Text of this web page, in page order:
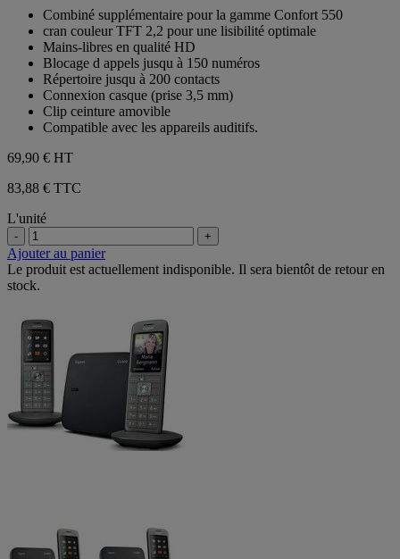
étoiles.
Combiné supplémentaire pour la gamme Confort 550
cran couleur TFT 2,2 pour une lisibilité optimale
Mains-libres en qualité HD
Blocage d appels jusqu à 150 numéros
Répertoire jusqu à 200 contacts
Connexion casque (prise 3,5 mm)
Clip ceinture amovible
Compatible avec les appareils auditifs.
69,90 € HT
83,88 € TTC
L'unité
- +
Ajouter au panier
Le produit est actuellement indisponible. Il sera bientôt de retour en
stock.